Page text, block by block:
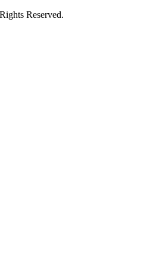
Reserved.